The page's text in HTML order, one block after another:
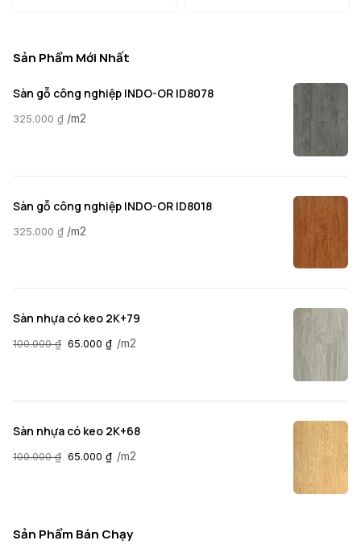
Sản Phẩm Mới Nhất
Sàn gỗ công nghiệp INDO-OR ID8078
325.000 ₫ /m2
Sàn gỗ công nghiệp INDO-OR ID8018
325.000 ₫ /m2
Sàn nhựa có keo 2K+79
100.000₫ 65.000 ₫ /m2
Sàn nhựa có keo 2K+68
100.000₫ 65.000 ₫ /m2
Sản Phẩm Bán Chạy